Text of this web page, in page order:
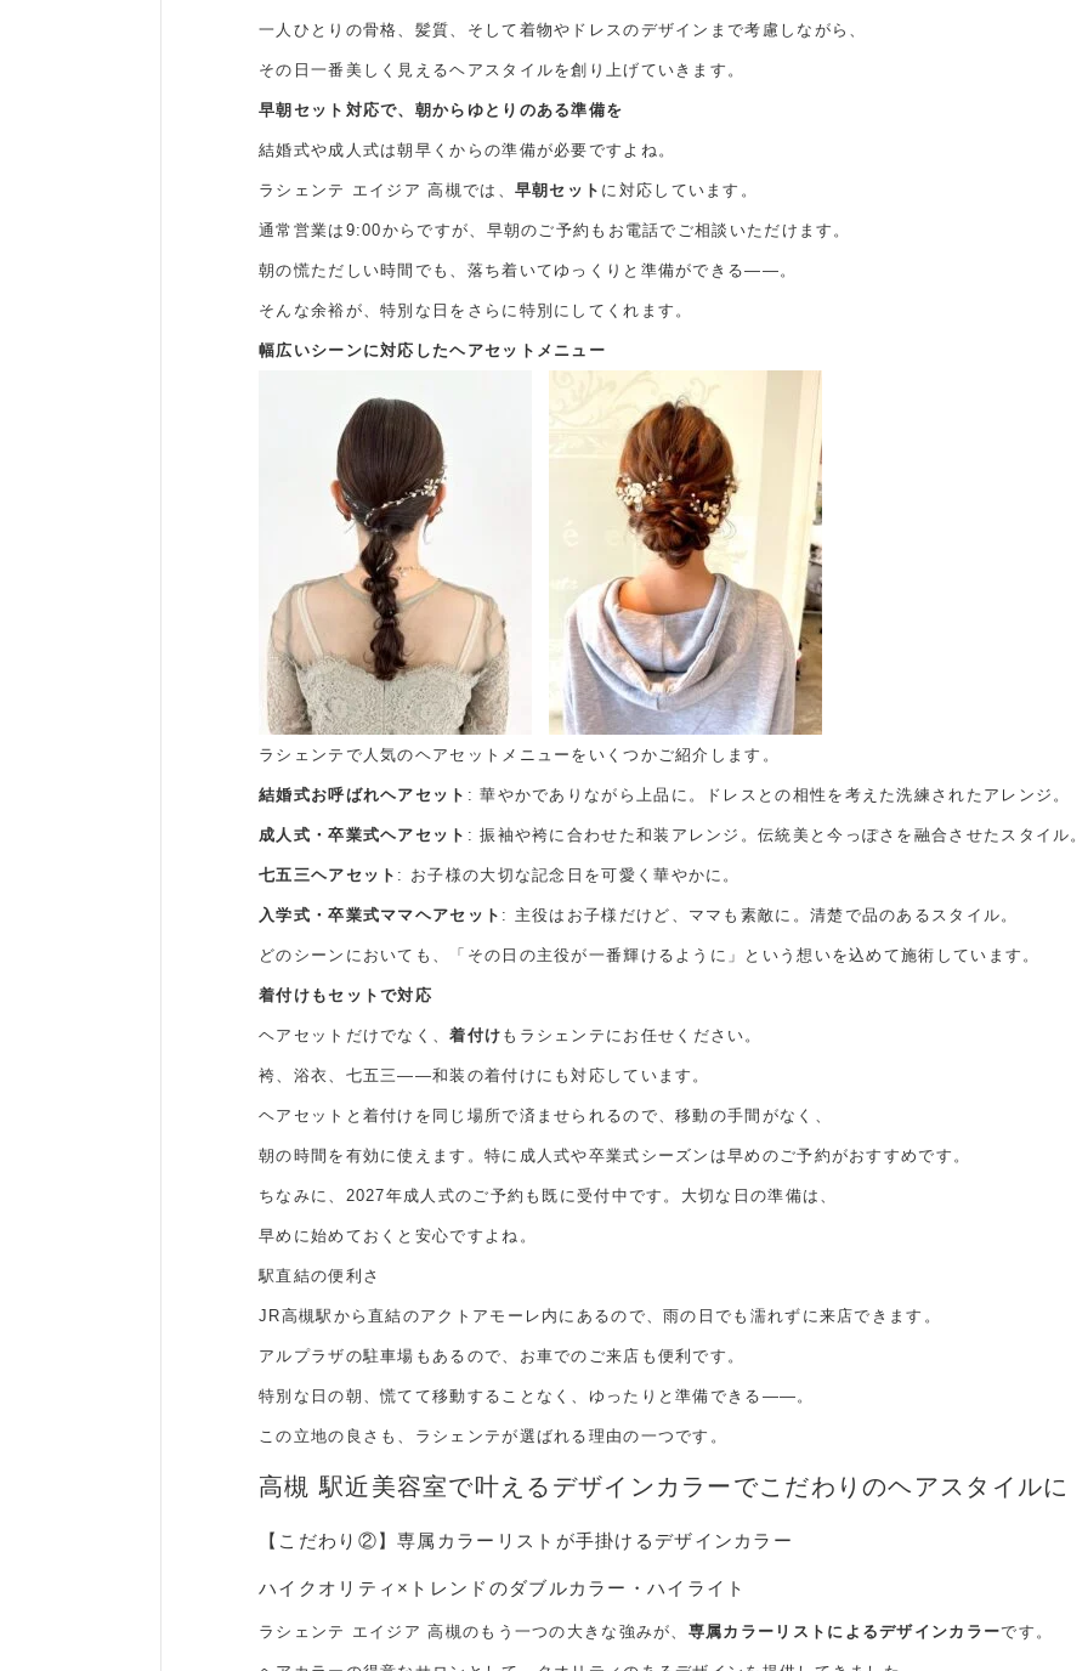
一人ひとりの骨格、髪質、そして着物やドレスのデザインまで考慮しながら、
その日一番美しく見えるヘアスタイルを創り上げていきます。
早朝セット対応で、朝からゆとりのある準備を
結婚式や成人式は朝早くからの準備が必要ですよね。
ラシェンテ エイジア 高槻では、 早朝セット に対応しています。
通常営業は9:00からですが、早朝のご予約もお電話でご相談いただけます。
朝の慌ただしい時間でも、落ち着いてゆっくりと準備ができる——。
そんな余裕が、特別な日をさらに特別にしてくれます。
幅広いシーンに対応したヘアセットメニュー
ラシェンテで人気のヘアセットメニューをいくつかご紹介します。
結婚式お呼ばれヘアセット : 華やかでありながら上品に。ドレスとの相性を考えた洗練されたアレンジ。
成人式・卒業式ヘアセット : 振袖や袴に合わせた和装アレンジ。伝統美と今っぽさを融合させたスタイル。
七五三ヘアセット : お子様の大切な記念日を可愛く華やかに。
入学式・卒業式ママヘアセット : 主役はお子様だけど、ママも素敵に。清楚で品のあるスタイル。
どのシーンにおいても、「その日の主役が一番輝けるように」という想いを込めて施術しています。
着付けもセットで対応
ヘアセットだけでなく、着付け もラシェンテにお任せください。
袴、浴衣、七五三——和装の着付けにも対応しています。
ヘアセットと着付けを同じ場所で済ませられるので、移動の手間がなく、
朝の時間を有効に使えます。特に成人式や卒業式シーズンは早めのご予約がおすすめです。
ちなみに、2027年成人式のご予約も既に受付中です。大切な日の準備は、
早めに始めておくと安心ですよね。
駅直結の便利さ
JR高槻駅から直結のアクトアモーレ内にあるので、雨の日でも濡れずに来店できます。
アルプラザの駐車場もあるので、お車でのご来店も便利です。
特別な日の朝、慌てて移動することなく、ゆったりと準備できる——。
この立地の良さも、ラシェンテが選ばれる理由の一つです。
高槻 駅近美容室で叶えるデザインカラーでこだわりのヘアスタイルに
【こだわり②】専属カラーリストが手掛けるデザインカラー
ハイクオリティ×トレンドのダブルカラー・ハイライト
ラシェンテ エイジア 高槻のもう一つの大きな強みが、 専属カラーリストによるデザインカラーです。